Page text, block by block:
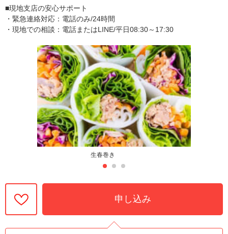
■現地支店の安心サポート
・緊急連絡対応：電話のみ/24時間
・現地での相談：電話またはLINE/平日08:30～17:30
生春巻き
申し込み